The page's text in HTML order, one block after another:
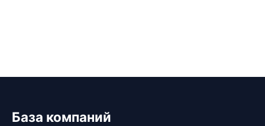
База компаний